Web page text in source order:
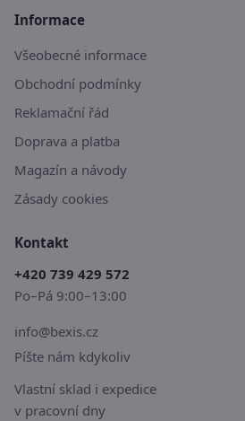
Informace
Všeobecné informace
Obchodní podmínky
Reklamační řád
Doprava a platba
Magazín a návody
Zásady cookies
Kontakt
+420 739 429 572
Po–Pá 9:00–13:00
info@bexis.cz
Píšte nám kdykoliv
Vlastní sklad i expedice
v pracovní dny